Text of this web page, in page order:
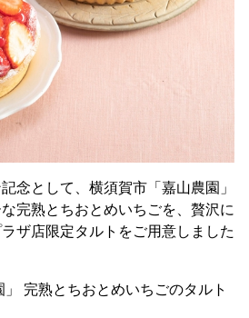
念として、横須賀市「嘉山農園」
完熟とちおとめいちごを、贅沢に
ザ店限定タルトをご用意しました
」 完熟とちおとめいちごのタルト